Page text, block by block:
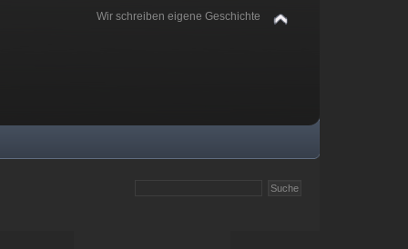
Wir schreiben eigene Geschichte